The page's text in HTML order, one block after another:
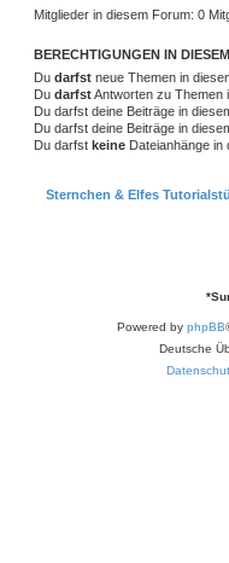
Mitglieder in diesem Forum: 0
BERECHTIGUNGEN IN
Du darfst neue Themen in
Du darfstAntworten zu Themen
Du darfst deine Beiträge in
Du darfst deine Beiträge in
Du darfst keine Dateianhänge in
Sternchen & Elfes
*
Powered by phpBB
Deutsche